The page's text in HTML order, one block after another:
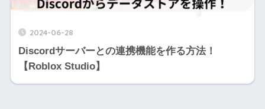
2024-06-28
Discordサーバーとの連携機能を作る方法！
【Roblox Studio】